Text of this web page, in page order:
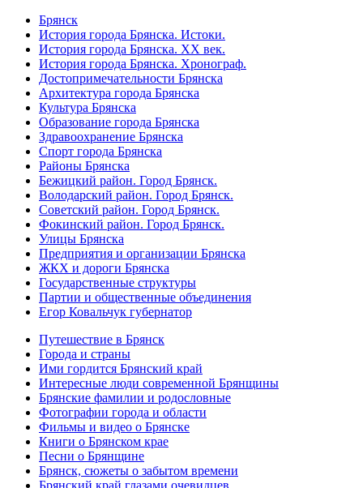
Брянск
История города Брянска. Истоки.
История города Брянска. XX век.
История города Брянска. Хронограф.
Достопримечательности Брянска
Архитектура города Брянска
Культура Брянска
Образование города Брянска
Здравоохранение Брянска
Спорт города Брянска
Районы Брянска
Бежицкий район. Город Брянск.
Володарский район. Город Брянск.
Советский район. Город Брянск.
Фокинский район. Город Брянск.
Улицы Брянска
Предприятия и организации Брянска
ЖКХ и дороги Брянска
Государственные структуры
Партии и общественные объединения
Егор Ковальчук губернатор
Путешествие в Брянск
Города и страны
Ими гордится Брянский край
Интересные люди современной Брянщины
Брянские фамилии и родословные
Фотографии города и области
Фильмы и видео о Брянске
Книги о Брянском крае
Песни о Брянщине
Брянск, сюжеты о забытом времени
Брянский край глазами очевидцев